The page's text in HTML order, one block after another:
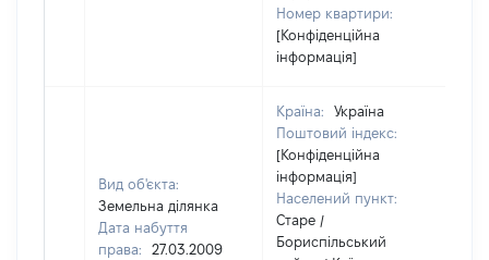
Номер квартири:
[Конфіденційна
інформація]
Вид об'єкта:
Земельна ділянка
Дата набуття
права:
27.03.2009
Країна:
Україна
Поштовий індекс:
[Конфіденційна
інформація]
Населений пункт:
Старе /
Бориспільський